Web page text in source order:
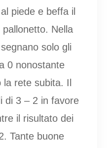
piede e beffa il
Nella
solo gli
0 nonostante
la rete subita. Il
di 3 – 2 in favore
il risultato dei
Tante buone